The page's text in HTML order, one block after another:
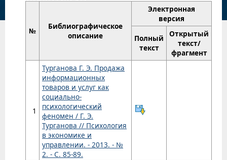
№
Библиографическое
описание
Электронная
версия
Полный
текст
Открытый
текст/
фрагмент
1
Турганова Г. Э. Продажа
информационных
товаров и услуг как
социально-
психологический
феномен / Г. Э.
Турганова // Психология
в экономике и
управлении. - 2013. - №
2. - С. 85-89.